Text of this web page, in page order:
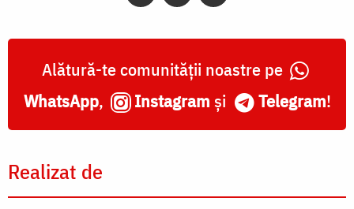
Alătură-te comunității noastre pe
WhatsApp, Instagram și Telegram!
Realizat de